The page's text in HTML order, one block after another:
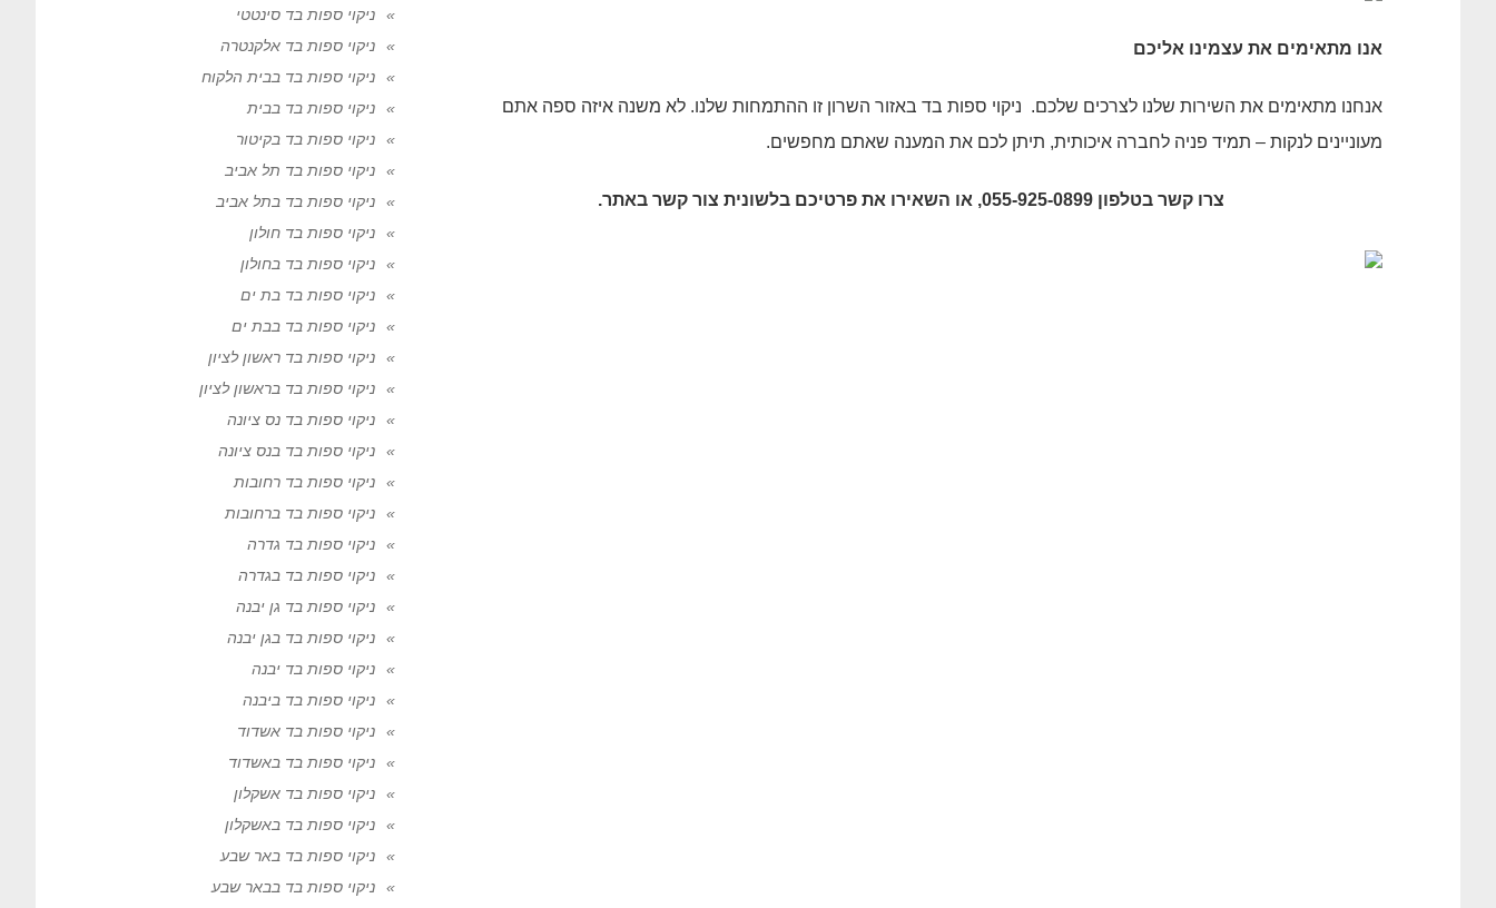
אנו מתאימים את עצמינו אליכם
אנחנו מתאימים את השירות שלנו לצרכים שלכם. ניקוי ספות בד באזור השרון זו ההתמחות שלנו. לא משנה איזה ספה אתם
מעוניינים לנקות – תמיד פניה לחברה איכותית, תיתן לכם את המענה שאתם מחפשים.
צרו קשר בטלפון 055-925-0899, או השאירו את פרטיכם בלשונית צור קשר באתר.
ניקוי ספות בד סינטטי
ניקוי ספות בד אלקנטרה
ניקוי ספות בד בבית הלקוח
ניקוי ספות בד בבית
ניקוי ספות בד בקיטור
ניקוי ספות בד תל אביב
ניקוי ספות בד בתל אביב
ניקוי ספות בד חולון
ניקוי ספות בד בחולון
ניקוי ספות בד בת ים
ניקוי ספות בד בבת ים
ניקוי ספות בד ראשון לציון
ניקוי ספות בד בראשון לציון
ניקוי ספות בד נס ציונה
ניקוי ספות בד בנס ציונה
ניקוי ספות בד רחובות
ניקוי ספות בד ברחובות
ניקוי ספות בד גדרה
ניקוי ספות בד בגדרה
ניקוי ספות בד גן יבנה
ניקוי ספות בד בגן יבנה
ניקוי ספות בד יבנה
ניקוי ספות בד ביבנה
ניקוי ספות בד אשדוד
ניקוי ספות בד באשדוד
ניקוי ספות בד אשקלון
ניקוי ספות בד באשקלון
ניקוי ספות בד באר שבע
ניקוי ספות בד בבאר שבע